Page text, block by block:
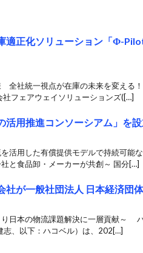
適正化ソリューション「Φ-
全社統一視点が在庫の未来を変える
社フェアウェイソリューションズ([…]
活用推進コンソーシアム」を
活用した有償提供モデルで持続可能
と食品卸・メーカーが共創～ 国分[…]
社が一般社団法人 日本経済団
り日本の物流課題解決に一層貢献～
志、以下：ハコベル）は、202[…]